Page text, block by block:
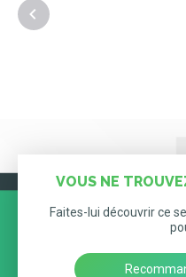
VOUS NE
Faites-lui découvrir ce